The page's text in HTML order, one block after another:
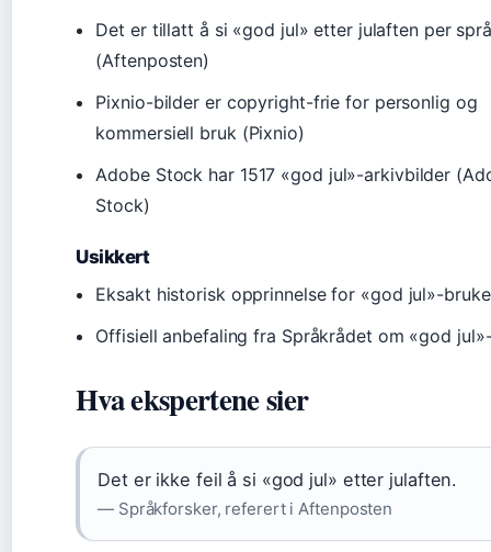
Det er tillatt å si «god jul» etter julaften per
(Aftenposten)
Pixnio-bilder er copyright-frie for personlig og
kommersiell bruk (Pixnio)
Adobe Stock har 1517 «god jul»-arkivbilder
Stock)
Usikkert
Eksakt historisk opprinnelse for «god jul»-
Offisiell anbefaling fra Språkrådet om «god
Hva ekspertene sier
Det er ikke feil å si «god jul» etter julaften.
— Språkforsker, referert i Aftenposten